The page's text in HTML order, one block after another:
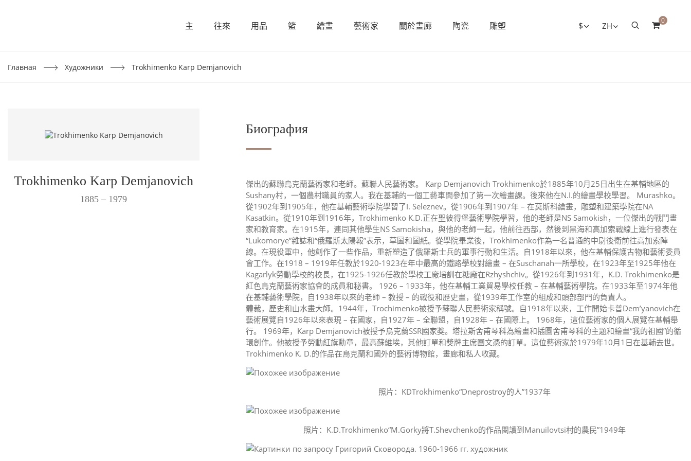
主 往來 用品 籃 繪畫 藝術家 關於畫廊 陶瓷 雕塑 $ ZH
0
Главная Художники Trokhimenko Karp Demjanovich
Trokhimenko Karp Demjanovich
1885 – 1979
Биография
傑出的蘇聯烏克蘭藝術家和老師。蘇聯人民藝術家。 Karp Demjanovich Trokhimenko於1885年10月25日出生在基輔地區的
Sushany村，一個農村職員的家人。我在基輔的一個工藝車間參加了第一次繪畫課。後來他在N.I.的繪畫學校學習。 Murashko。
從1902年到1905年，他在基輔藝術學院學習了I. Seleznev。從1906年到1907年 – 在莫斯科繪畫，雕塑和建築學院在NA
Kasatkin。從1910年到1916年，Trokhimenko K.D.正在聖彼得堡藝術學院學習，他的老師是NS Samokish，一位傑出的戰鬥畫
家和教育家。在1915年，連同其他學生NS Samokisha，與他的老師一起，他前往西部，然後到黑海和高加索戰線上進行發表在
“Lukomorye”雜誌和“俄羅斯太陽報”表示，草圖和圖紙。從學院畢業後，Trokhimenko作為一名普通的中尉後衛前往高加索陣
線。在現役軍中，他創作了一些作品，重新塑造了俄羅斯士兵的軍事行動和生活。自1918年以來，他在基輔保護古物和藝術委員
會工作。在1918 – 1919年任教於1920-1923在年中最高的鐵路學校對繪畫 – 在Suschanah一所學校，在1923年至1925年他在
Kagarlyk勞動學校的校長，在1925-1926任教於學校工廠培訓在糖廠在Rzhyshchiv。從1926年到1931年，K.D. Trokhimenko是
紅色烏克蘭藝術家協會的成員和秘書。 1926 – 1933年，他在基輔工業貿易學校任教 – 在基輔藝術學院。在1933年至1974年他
在基輔藝術學院，自1938年以來的老師 – 教授 – 的戰役和歷史畫，從1939年工作室的組成和頭部部門的負責人。
體裁，歷史和山水畫大師。1944年，Trochimenko被授予蘇聯人民藝術家稱號。自1918年以來，工作開始卡普Dem’yanovich在
藝術展覽自1926年以來表現 – 在國家，自1927年 – 全聯盟，自1928年 – 在國際上。 1968年，這位藝術家的個人展覽在基輔舉
行。 1969年，Karp Demjanovich被授予烏克蘭SSR國家獎。塔拉斯舍甫琴科為繪畫和插圖舍甫琴科的主題和繪畫“我的祖國”的循
環創作。他被授予勞動紅旗勳章，最高蘇維埃，其他訂單和獎牌主席團文憑的訂單。這位藝術家於1979年10月1日在基輔去世。
Trokhimenko K. D.的作品在烏克蘭和國外的藝術博物館，畫廊和私人收藏。
照片：KDTrokhimenko“Dneprostroy的人”1937年
照片：K.D.Trokhimenko“M.Gorky將T.Shevchenko的作品閱讀到Manuilovtsi村的農民”1949年